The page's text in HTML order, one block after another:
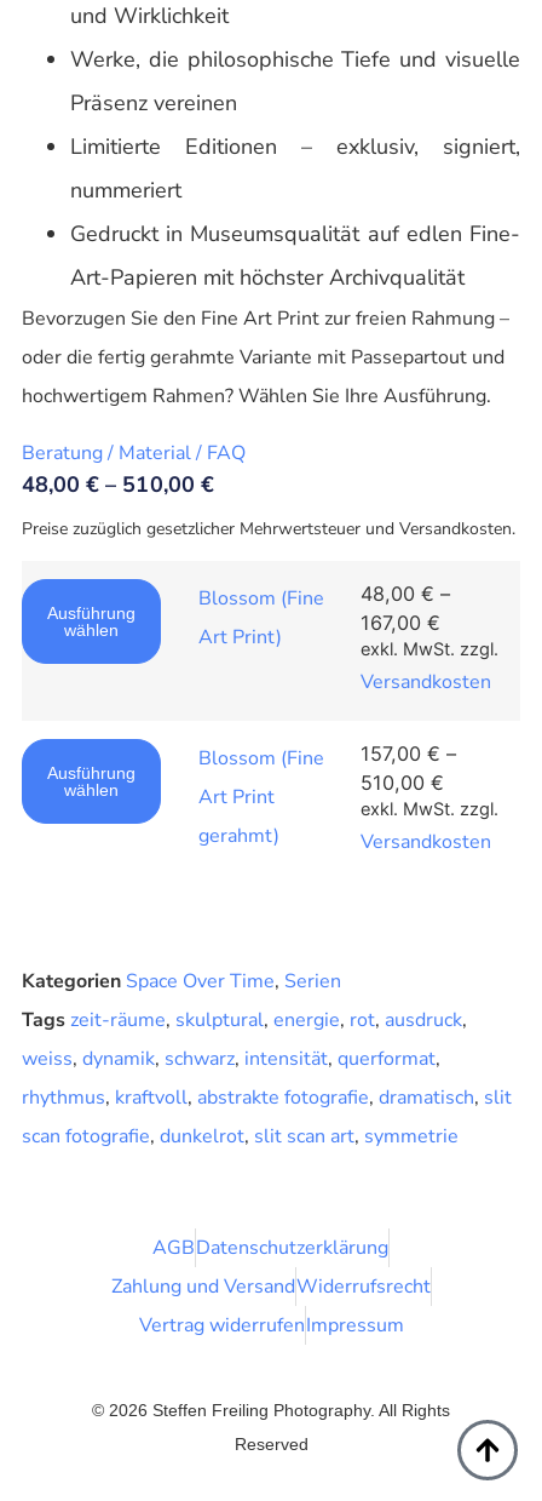
und Wirklichkeit
Werke, die philosophische Tiefe und visuelle
Präsenz vereinen
Limitierte Editionen – exklusiv, signiert,
nummeriert
Gedruckt in Museumsqualität auf edlen Fine-
Art-Papieren mit höchster Archivqualität
Bevorzugen Sie den Fine Art Print zur freien Rahmung –
oder die fertig gerahmte Variante mit Passepartout und
hochwertigem Rahmen? Wählen Sie Ihre Ausführung.
Beratung / Material / FAQ
48,00€ – 510,00 €
Preise zuzüglich gesetzlicher Mehrwertsteuer und Versandkosten.
Ausführung
wählen
Blossom (Fine
Art Print)
48,00 € –
167,00 €
exkl. MwSt. zzgl.
Versandkosten
Ausführung
wählen
Blossom (Fine
Art Print
gerahmt)
157,00 € –
510,00 €
exkl. MwSt. zzgl.
Versandkosten
Kategorien Space Over Time, Serien
Tags zeit-räume, skulptural, energie, rot, ausdruck,
weiss, dynamik, schwarz, intensität, querformat,
rhythmus, kraftvoll, abstrakte fotografie, dramatisch, slit
scan fotografie, dunkelrot, slit scan art, symmetrie
AGBDatenschutzerklärung
Zahlung und VersandWiderrufsrecht
Vertrag widerrufenImpressum
© 2026 Steffen Freiling Photography. All Rights
Reserved